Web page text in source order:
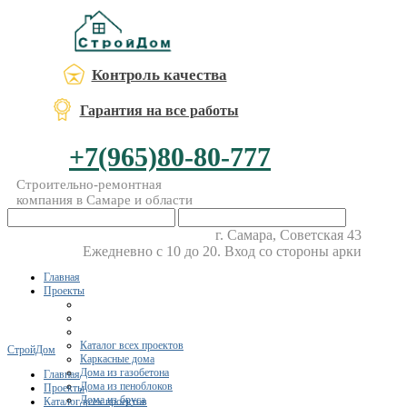
Контроль качества
Гарантия на все работы
+7(965)80-80-777
Строительно-ремонтная
компания в Самаре и области
г. Самара, Советская 43
Ежедневно с 10 до 20. Вход со стороны арки
Главная
Проекты
Каталог всех проектов
Каркасные дома
Дома из газобетона
Дома из пеноблоков
Дома из бруса
СтройДом
Главная
Проекты
Каталог всех проектов